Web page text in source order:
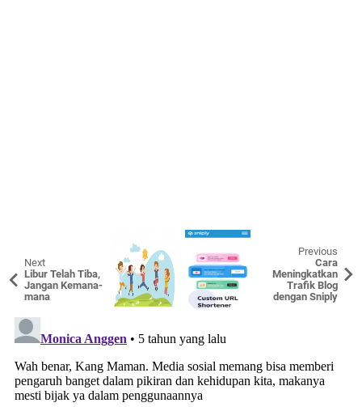
Next
Libur Telah Tiba,
Jangan Kemana-
mana
Previous
Cara
Meningkatkan
Trafik Blog
dengan Sniply